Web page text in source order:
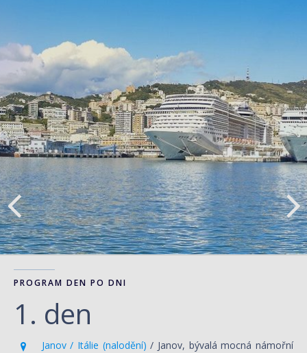
PROGRAM DEN PO DNI
1. den
Janov / Itálie (nalodění)/ Janov, bývalá mocná námořní